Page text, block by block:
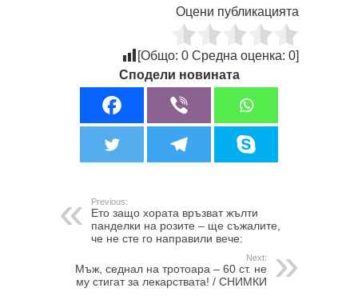
Оцени публикацията
[Общо: 0 Средна оценка: 0]
Сподели новината
Previous:
Ето защо хората връзват жълти
панделки на розите – ще съжалите,
че не сте го направили вече:
Next:
Мъж, седнал на тротоара – 60 ст. не
му стигат за лекарствата! / СНИМКИ